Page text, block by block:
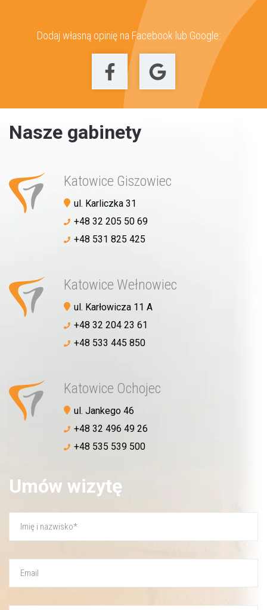
Dodaj własną opinię na Facebook lub Google:
Nasze gabinety
Katowice Giszowiec
ul. Karliczka 31
+48 32 205 50 69
+48 531 825 425
Katowice Wełnowiec
ul. Karłowicza 11 A
+48 32 204 23 61
+48 533 445 850
Katowice Ochojec
ul. Jankego 46
+48 32 496 49 26
+48 535 539 500
Umów wizytę
Umów wizytę
Akceptujępolitykę prywatności